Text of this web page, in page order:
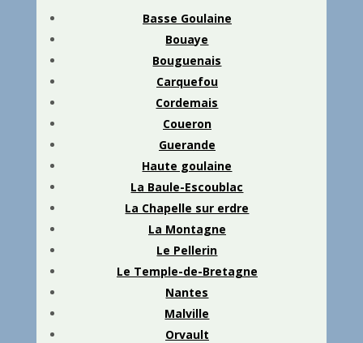
Basse Goulaine
Bouaye
Bouguenais
Carquefou
Cordemais
Coueron
Guerande
Haute goulaine
La Baule-Escoublac
La Chapelle sur erdre
La Montagne
Le Pellerin
Le Temple-de-Bretagne
Nantes
Malville
Orvault